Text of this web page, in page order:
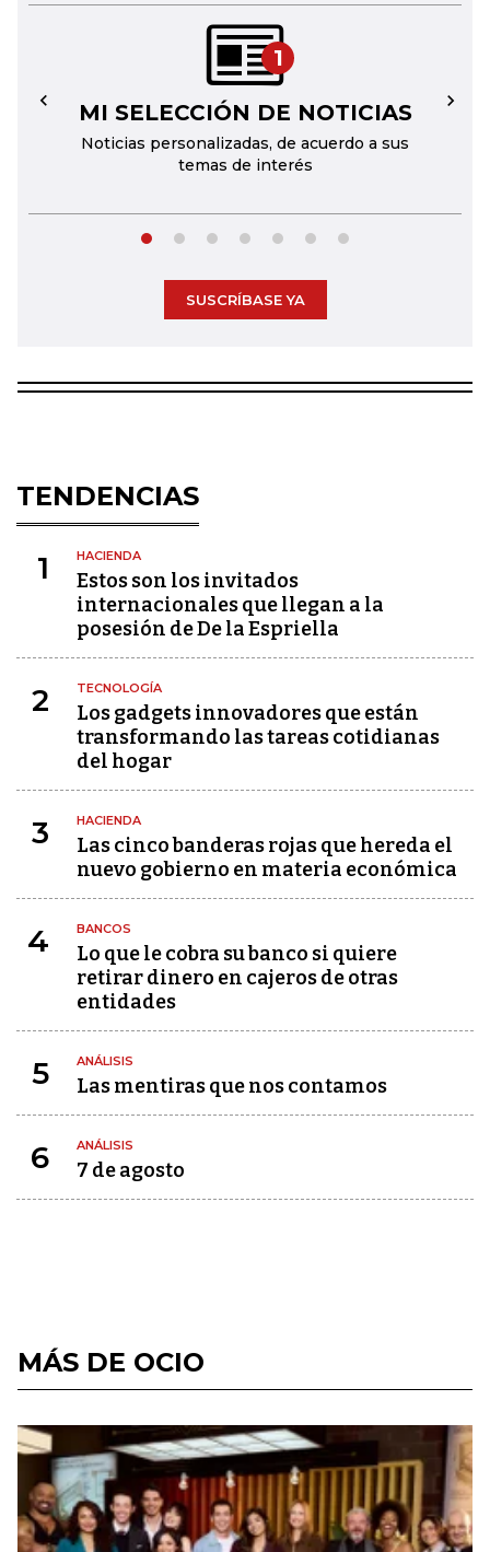
1
MI SELECCIÓN DE NOTICIAS
Noticias personalizadas, de acuerdo a sus
temas de interés
← →
SUSCRÍBASE YA
TENDENCIAS
1 HACIENDA
Estos son los invitados
internacionales que llegan a la
posesión de De la Espriella
2 TECNOLOGÍA
Los gadgets innovadores que están
transformando las tareas cotidianas
del hogar
3 HACIENDA
Las cinco banderas rojas que hereda el
nuevo gobierno en materia económica
4 BANCOS
Lo que le cobra su banco si quiere
retirar dinero en cajeros de otras
entidades
5 ANÁLISIS
Las mentiras que nos contamos
6 ANÁLISIS
7 de agosto
MÁS DE OCIO